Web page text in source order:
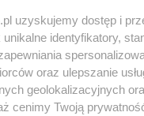
Fundacja
młodych osób,
uzyskujemy dostęp i
identyfikatory,
oraz ulepszanie
geolokalizacyjnych
cenimy Twoją